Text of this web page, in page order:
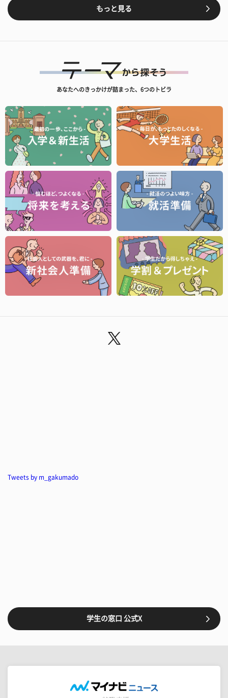
もっと見る
あなたへのきっかけが詰まった、6つのトビラ
Tweets by m_gakumado
学生の窓口 公式X